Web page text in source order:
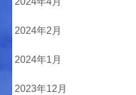
2024年2月
2024年1月
2023年12月